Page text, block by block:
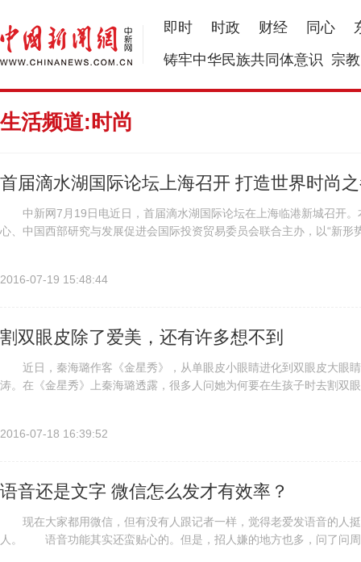
即时 时政 财经 同心
铸牢中华民族共同体意识 宗教
生活频道:时尚
首届滴水湖国际论坛上海召开 打造世界时尚
中新网7月19日电近日，首届滴水湖国际论坛在上海临港新城召开。
心、中国西部研究与发展促进会国际投资贸易委员会联合主办，以“新
2016-07-19 15:48:44
割双眼皮除了爱美，还有许多想不到
近日，秦海璐作客《金星秀》，从单眼皮小眼睛进化到双眼皮大眼
涛。在《金星秀》上秦海璐透露，很多人问她为何要在生孩子时去割双
2016-07-18 16:39:52
语音还是文字 微信怎么发才有效率？
现在大家都用微信，但有没有人跟记者一样，觉得老爱发语音的
人。 语音功能其实还蛮贴心的。但是，招人嫌的地方也多，问了